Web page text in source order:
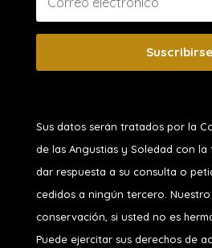
Suscribirse
Sus datos serán tratados por la
de las Angustias y Soledad con la
dar respuesta a su consulta o
cedidos a ningún tercero.
conservación, si usted no es
Puede ejercitar sus derechos de